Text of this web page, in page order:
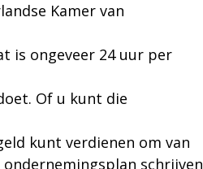
Kamer van
is ongeveer 24 uur per
Of u kunt die
kunt verdienen om van
schrijven